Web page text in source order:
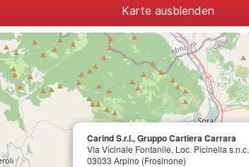
Karte ausblenden
Carind S.r.l., Gruppo Cartiera Carrara
Via Vicinale Fontanile, Loc. Picinella s.n.c.
03033 Arpino (Frosinone)